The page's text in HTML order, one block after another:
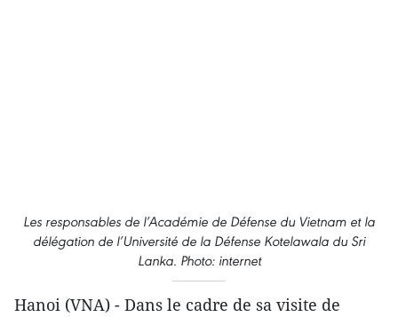
Les ​responsables de l’Académie de Défense du Vietnam et la
délégation de l’Université de la Défense Kotelawala du Sri
Lanka. Photo: internet
Hanoi (VNA) - Dans le cadre de sa visite de